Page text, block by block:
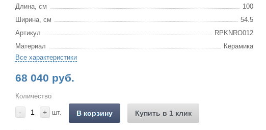
Длина, см
100
Ширина, см
54.5
Артикул
RPKNRO012
Материал
Керамика
Все характеристики
68 040 руб.
Количество
- + шт. В корзину Купить в 1 клик